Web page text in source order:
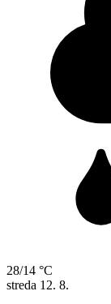
28/14 °C
streda 12. 8.